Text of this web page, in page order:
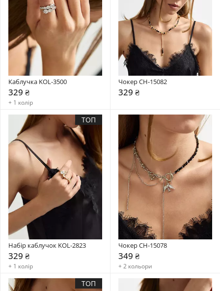
Каблучка KOL-3500
329 ₴
+ 1 колір
Чокер CH-15082
329 ₴
ТОП
Набір каблучок KOL-2823
329 ₴
+ 1 колір
Чокер CH-15078
349 ₴
+ 2 кольори
ТОП